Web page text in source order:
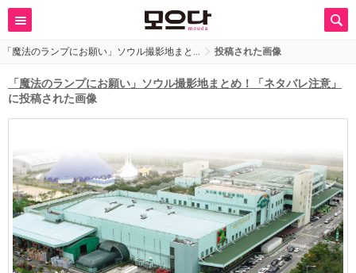
「魔法のランプにお願い」ソウル撮影地まと… 投稿された画像
「魔法のランプにお願い」ソウル撮影地まとめ！「ネタバレ注意」
に投稿された画像